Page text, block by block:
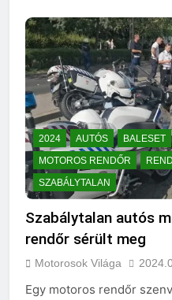
2024 AUTÓS BALESET
MOTOROS RENDŐR
SZABÁLYTALAN
Szabálytalan autós
rendőr sérült meg
Motorosok Világa
Egy motoros rendőr